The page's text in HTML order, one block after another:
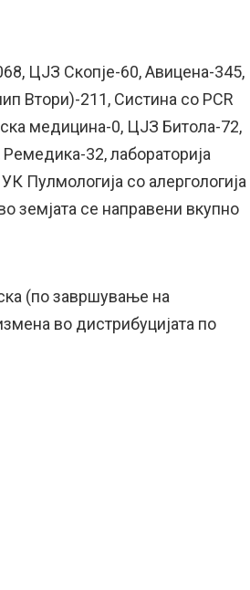
ЦЈЗ Скопје-60, Авицена-345,
Втори)-211, Систина со PCR
медицина-0, ЦЈЗ Битола-72,
32, лабораторија
Пулмологија со алергологија
земјата се направени вкупно
(по завршување на
во дистрибуцијата по